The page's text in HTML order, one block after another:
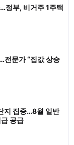
정부, 비거주 1주택
전문가 “집값 상승
지 집중…8월 일반
공급